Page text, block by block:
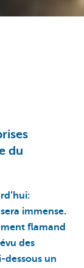
du
immense.
flamand
des
dessous un